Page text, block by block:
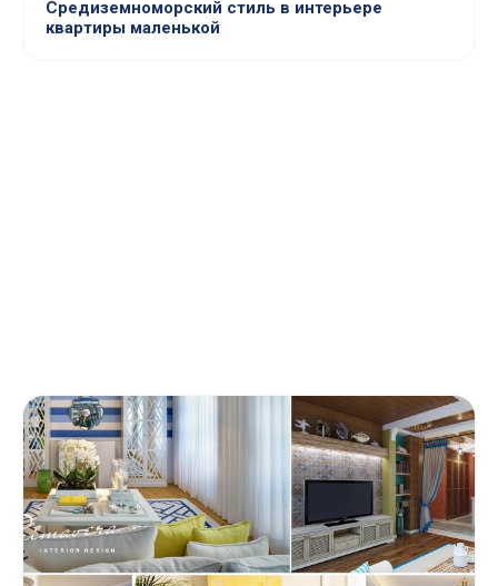
Средиземноморский стиль в интерьере
квартиры маленькой